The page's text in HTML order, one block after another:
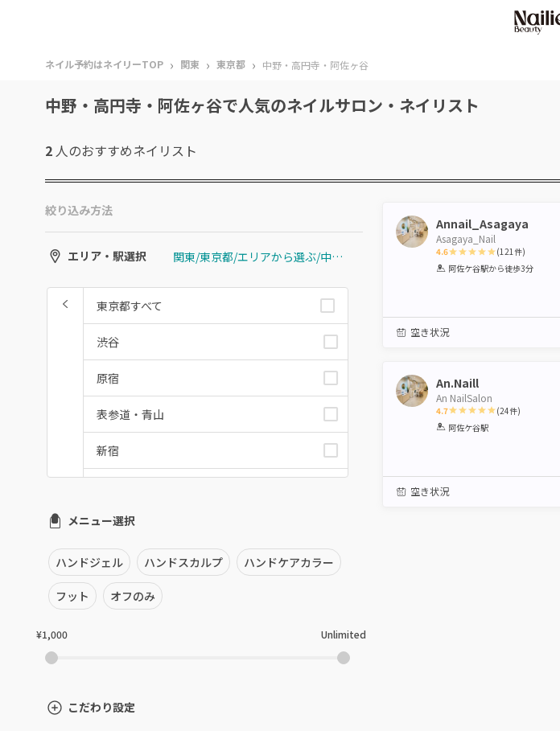
ネイル予約はネイリーTOP › 関東 › 東京都 › 中野・高円寺・阿佐ヶ谷
中野・高円寺・阿佐ヶ谷で人気のネイルサロン・ネイリスト
2 人のおすすめネイリスト
絞り込み方法
エリア・駅選択 関東/東京都/エリアから選ぶ/中野・高円寺・阿佐ヶ谷
東京都すべて
渋谷
原宿
表参道・青山
新宿
銀座・新橋・有楽町
恵比寿・代官山・中目黒
自由が丘・学芸大学
下北沢・代々木上原
メニュー選択
ハンドジェル ハンドスカルプ ハンドケアカラー
フット オフのみ
¥1,000 Unlimited
こだわり設定
Annail_Asagaya
Asagaya_Nail
4.6
1 2 3 4 5
(121件)
阿佐ケ谷駅から徒歩3分
空き状況
An.Naill
An NailSalon
4.7
1 2 3 4 5
(24件)
阿佐ケ谷駅
空き状況